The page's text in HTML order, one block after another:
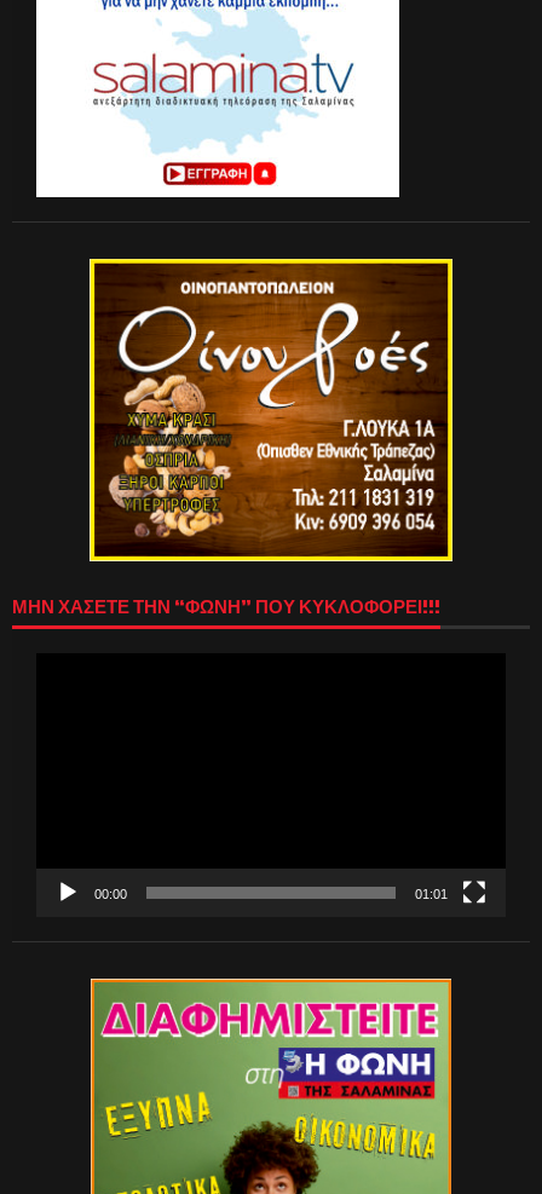
ΜΗΝ ΧΑΣΕΤΕ ΤΗΝ “ΦΩΝΗ” ΠΟΥ ΚΥΚΛΟΦΟΡΕΙ!!!
00:00 01:01